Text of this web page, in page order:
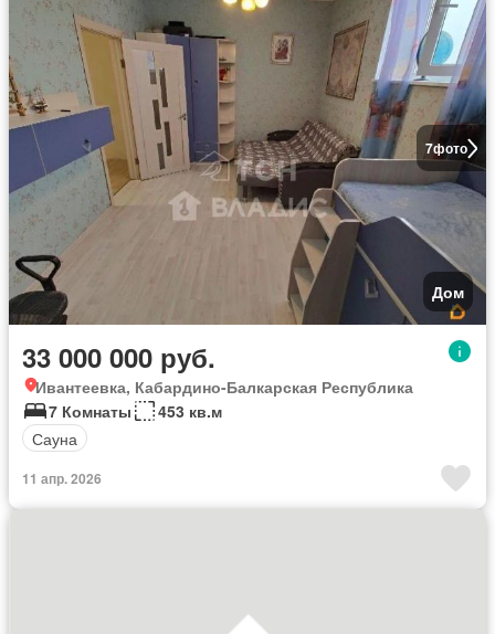
7фото
Дом
33 000 000 руб.
Ивантеевка, Кабардино-Балкарская Республика
7 Комнаты
453 кв.м
Сауна
11 апр. 2026